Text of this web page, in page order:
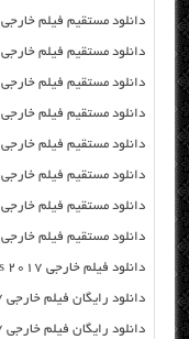
دانلود مستقیم فیلم خارجی John Wick: Chapter 2 2017 از سرور سایت
دانلود مستقیم فیلم خارجی Cross Wars 2017 از سرور سایت
دانلود مستقیم فیلم خارجی Fifty Shades Darker 2017 از سرور سایت
دانلود مستقیم فیلم خارجی From Straight As 2017 از سرور سایت
دانلود مستقیم فیلم خارجی Zeroville 2017 از سرور سایت
دانلود مستقیم فیلم خارجی The Mummy 2017 از سرور سایت
دانلود مستقیم فیلم خارجی The Fate of the Furious 2017 از سرور سایت
دانلود مستقیم فیلم خارجی Running Wild 2017 از سرور سایت
دانلود فیلم خارجی Rings 2017 از سرور سایت
دانلود رایگان فیلم خارجی Dunkirk 2017 با لینک مستقیم
دانلود رایگان فیلم خارجی Eloise 2017 با لینک مستقیم